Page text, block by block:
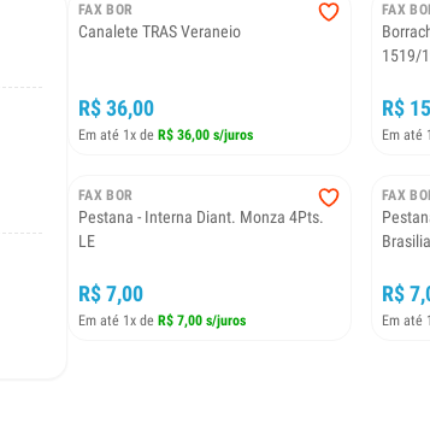
FAX BOR
Canalete TRAS Veraneio
R$ 36,00
Em até 1x de R$ 36,00 s/juros
FAX
1519/
R$
Em até
FAX BOR
Pestana - Interna Diant. Monza 4Pts.
LE
R$ 7,00
Em até 1x de R$ 7,00 s/juros
FAX
Brasilia
R$
Em até